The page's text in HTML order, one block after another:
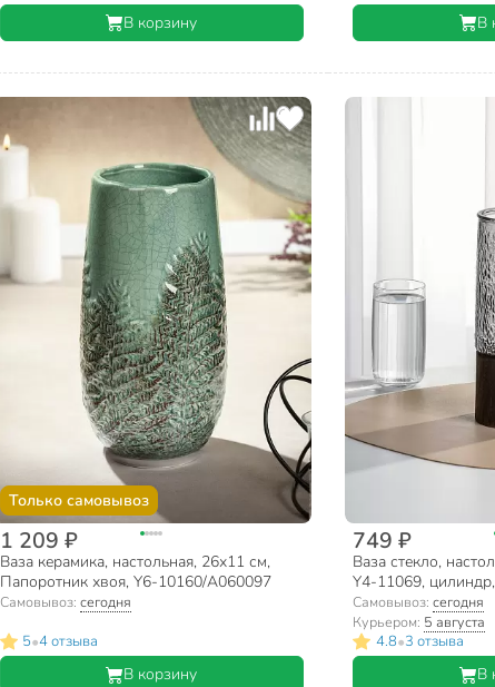
В корзину В
Только самовывоз
1 209 ₽
Ваза керамика, настольная, 26х11 см,
Папоротник хвоя, Y6-10160/A060097
Самовывоз: сегодня
5•4 отзыва
В корзину
749 ₽
Ваза стекло,
Y4-11069,
подставкой, серая
Самовывоз: сегодня
Курьером: 5 августа
4.8•3 отзыва
В